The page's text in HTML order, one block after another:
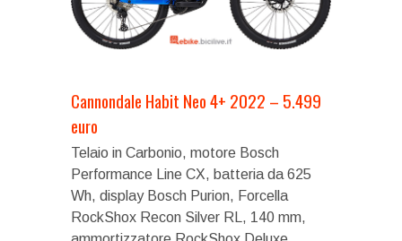
Cannondale Habit Neo 4+ 2022 – 5.499
euro
Telaio in Carbonio, motore Bosch
Performance Line CX, batteria da 625
Wh, display Bosch Purion, Forcella
RockShox Recon Silver RL, 140 mm,